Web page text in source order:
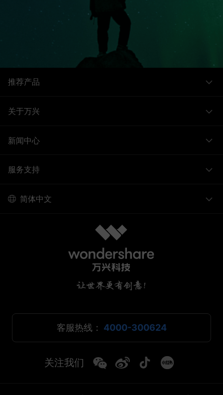
推荐产品
关于万兴
新闻中心
服务支持
简体中文
客服热线： 4000-300624
关注我们